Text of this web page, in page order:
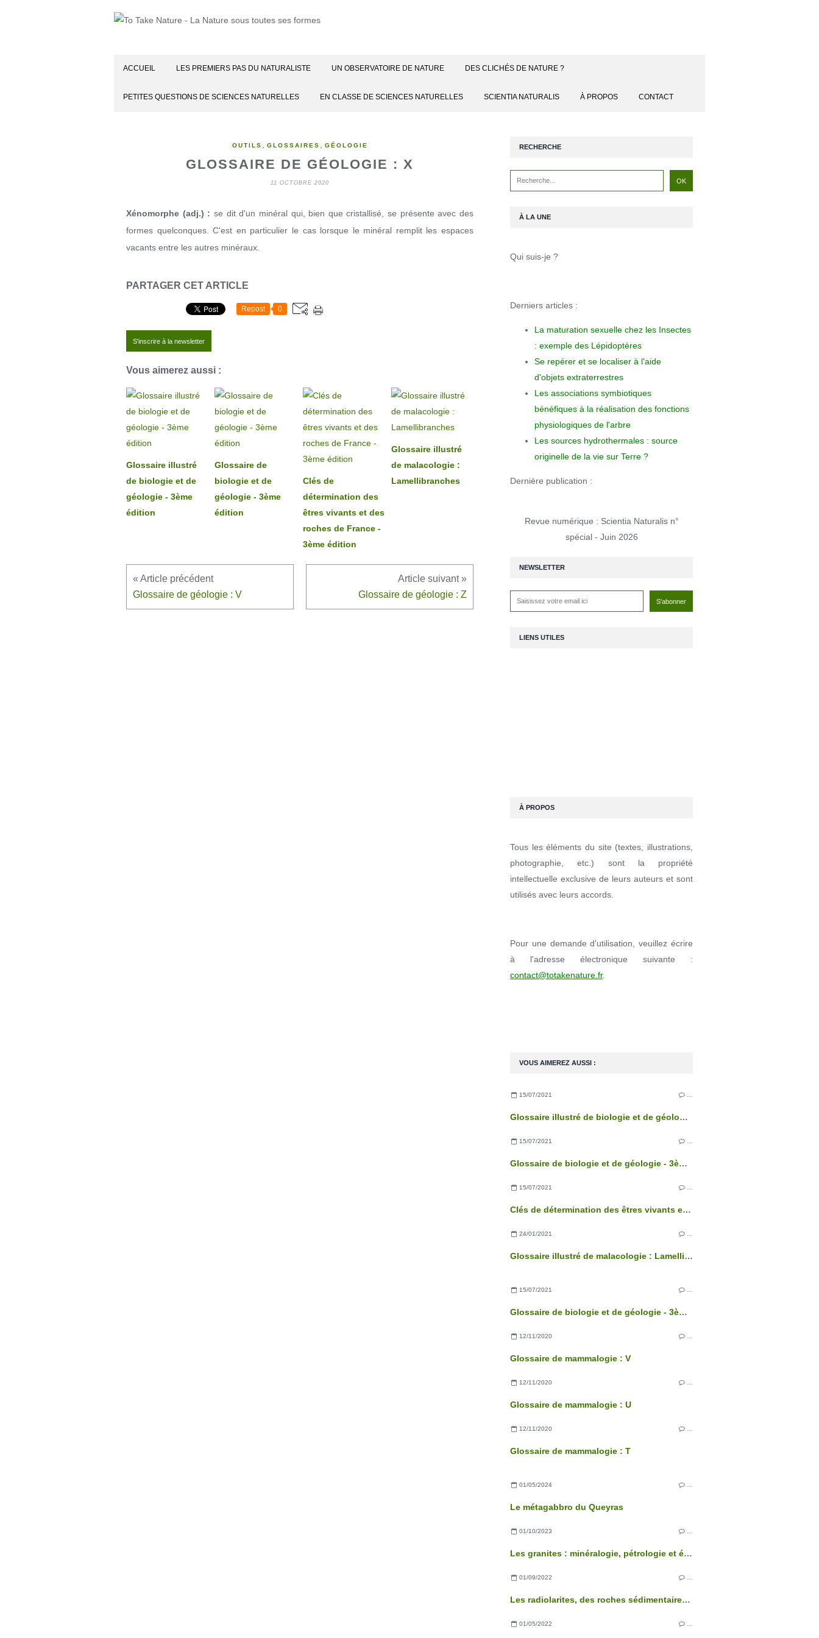
ACCUEIL LES PREMIERS PAS DU NATURALISTE UN OBSERVATOIRE DE NATURE DES CLICHÉS DE NATURE ?
PETITES QUESTIONS DE SCIENCES NATURELLES EN CLASSE DE SCIENCES NATURELLES SCIENTIA NATURALIS À PROPOS CONTACT
OUTILS GLOSSAIRES GÉOLOGIE
GLOSSAIRE DE GÉOLOGIE : X
11 OCTOBRE 2020
Xénomorphe (adj.) : se dit d'un minéral qui, bien que cristallisé, se présente avec des
formes quelconques. C'est en particulier le cas lorsque le minéral remplit les espaces
vacants entre les autres minéraux.
PARTAGER CET ARTICLE
Repost 0
S'inscrire à la newsletter
Vous aimerez aussi :
Glossaire illustré
de biologie et de
géologie - 3ème
édition
Glossaire de
biologie et de
géologie - 3ème
édition
Clés de
détermination des
êtres vivants et des
roches de France -
3ème édition
Glossaire illustré
de malacologie :
Lamellibranches
Glossaire de géologie : V Glossaire de géologie : Z
NEWSLETTER
RECHERCHE
VOUS AIMEREZ AUSSI :
15/07/2021
Glossaire illustré de biologie et de géologie - 3ème édition
15/07/2021
Glossaire de biologie et de géologie - 3ème édition
15/07/2021
Clés de détermination des êtres vivants et des roches de France - 3ème édition
24/01/2021
Glossaire illustré de malacologie : Lamellibranches
15/07/2021
Glossaire de biologie et de géologie - 3ème édition
12/11/2020
Glossaire de mammalogie : V
12/11/2020
Glossaire de mammalogie : U
12/11/2020
Glossaire de mammalogie : T
01/05/2024
Le métagabbro du Queyras
01/10/2023
Les granites : minéralogie, pétrologie et évolution
01/09/2022
Les radiolarites, des roches sédimentaires siliceuses d’origine biochimique
01/05/2022
À LA UNE
Qui suis-je ?
Derniers articles :
La maturation sexuelle chez les Insectes
: exemple des Lépidoptères
Se repérer et se localiser à l'aide
d'objets extraterrestres
Les associations symbiotiques
bénéfiques à la réalisation des fonctions
physiologiques de l'arbre
Les sources hydrothermales : source
originelle de la vie sur Terre ?
Dernière publication :
Revue numérique : Scientia Naturalis n°
spécial - Juin 2026
LIENS UTILES
À PROPOS
Tous les éléments du site (textes, illustrations,
photographie, etc.) sont la propriété
intellectuelle exclusive de leurs auteurs et sont
utilisés avec leurs accords.
Pour une demande d'utilisation, veuillez écrire
à l'adresse électronique suivante :
contact@totakenature.fr